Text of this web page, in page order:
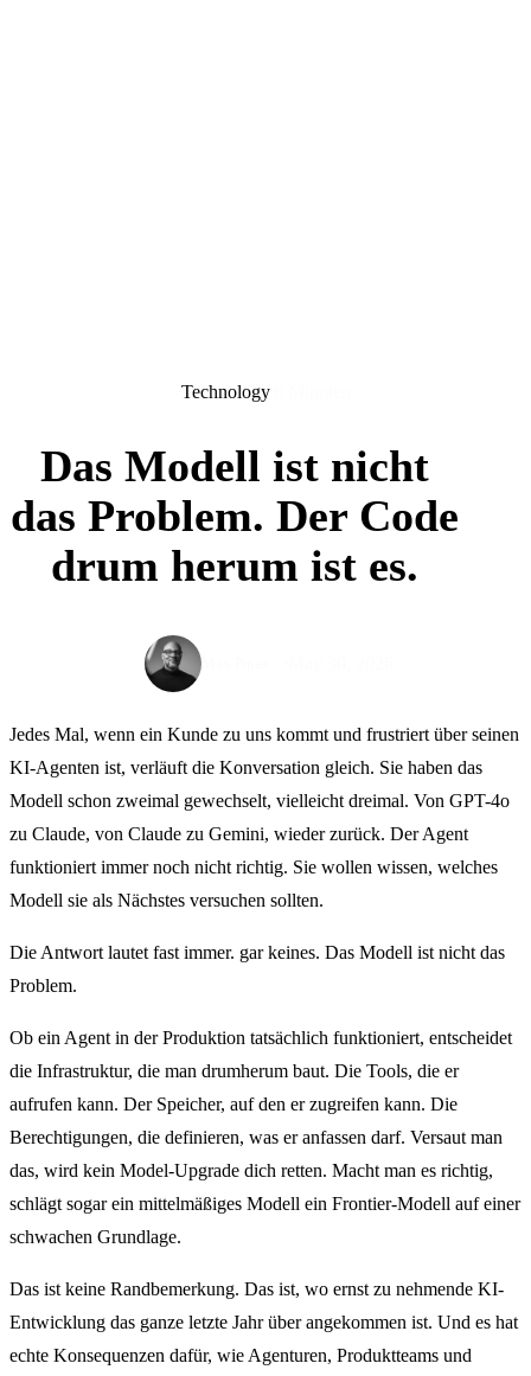
Technology
Das Modell ist nicht
das Problem. Der Code
drum herum ist es.
Max Pinas
Jedes Mal, wenn ein Kunde zu uns kommt und frustriert über seinen
KI-Agenten ist, verläuft die Konversation gleich. Sie haben das
Modell schon zweimal gewechselt, vielleicht dreimal. Von GPT-4o
zu Claude, von Claude zu Gemini, wieder zurück. Der Agent
funktioniert immer noch nicht richtig. Sie wollen wissen, welches
Modell sie als Nächstes versuchen sollten.
Die Antwort lautet fast immer. gar keines. Das Modell ist nicht das
Problem.
Ob ein Agent in der Produktion tatsächlich funktioniert, entscheidet
die Infrastruktur, die man drumherum baut. Die Tools, die er
aufrufen kann. Der Speicher, auf den er zugreifen kann. Die
Berechtigungen, die definieren, was er anfassen darf. Versaut man
das, wird kein Model-Upgrade dich retten. Macht man es richtig,
schlägt sogar ein mittelmäßiges Modell ein Frontier-Modell auf einer
schwachen Grundlage.
Das ist keine Randbemerkung. Das ist, wo ernst zu nehmende KI-
Entwicklung das ganze letzte Jahr über angekommen ist. Und es hat
echte Konsequenzen dafür, wie Agenturen, Produktteams und